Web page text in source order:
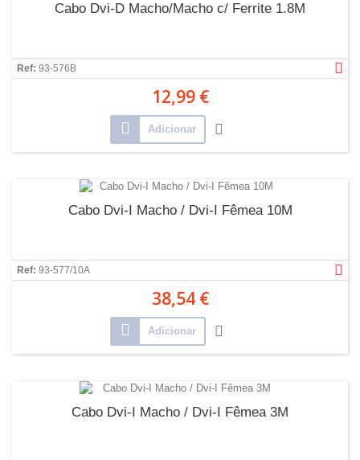
Cabo Dvi-D Macho/Macho c/ Ferrite 1.8M
Ref: 93-576B
12,99 €
Adicionar
Cabo Dvi-I Macho / Dvi-I Fêmea 10M
Ref: 93-577/10A
38,54 €
Adicionar
Cabo Dvi-I Macho / Dvi-I Fêmea 3M